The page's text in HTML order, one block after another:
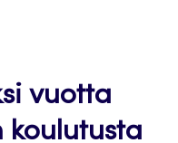
vuotta
koulutusta